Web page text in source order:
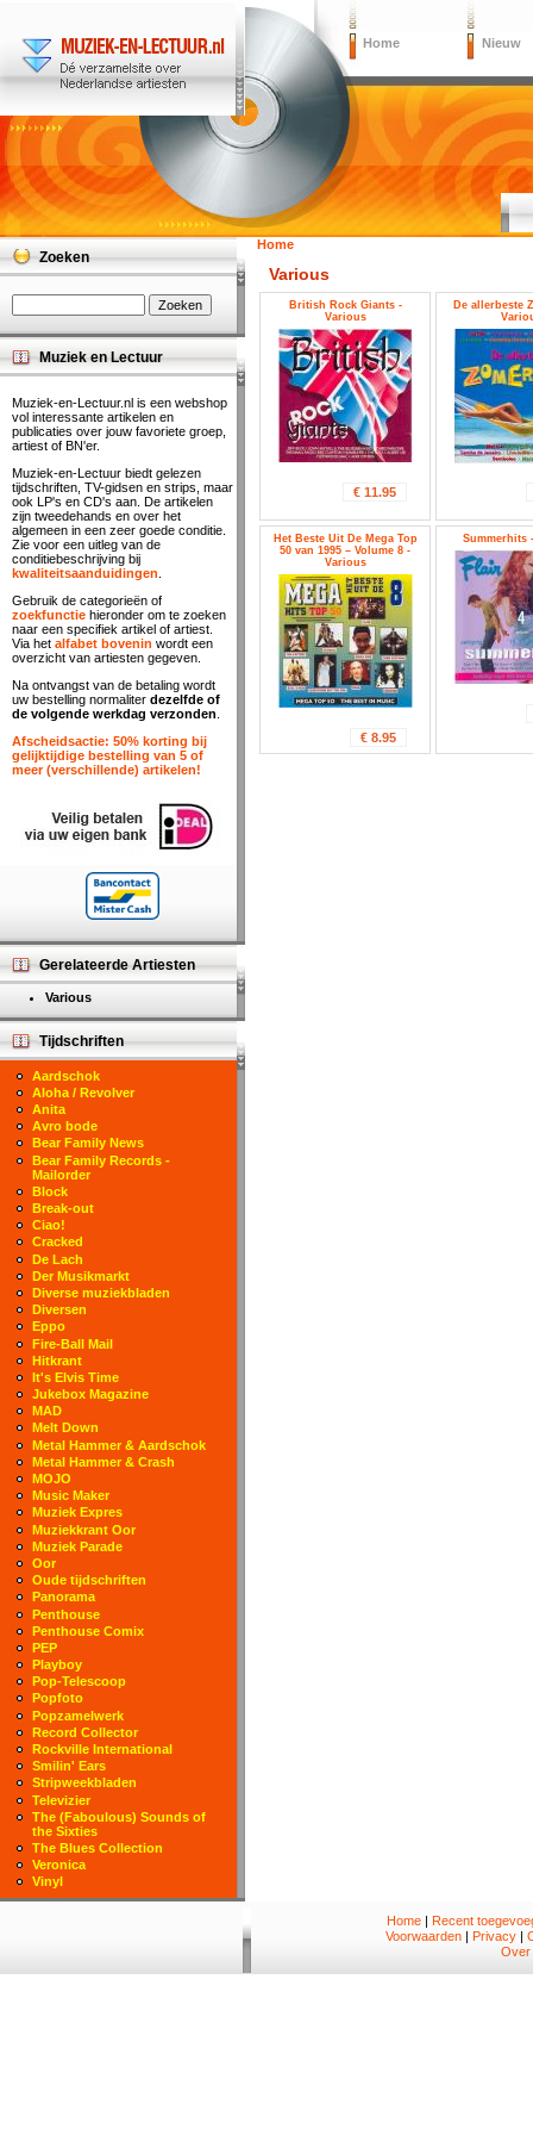
Home Nieuw
Home
Various
British Rock Giants -
Various
€ 11.95
De allerbeste
Het Beste Uit De Mega Top
50 van 1995 – Volume 8 -
Various
€ 8.95
Summerhits
Zoeken
Muziek en Lectuur
Muziek-en-Lectuur.nl is een webshop
vol interessante artikelen en
publicaties over jouw favoriete groep,
artiest of BN'er.
Muziek-en-Lectuur biedt gelezen
tijdschriften, TV-gidsen en strips, maar
ook LP's en CD's aan. De artikelen
zijn tweedehands en over het
algemeen in een zeer goede conditie.
Zie voor een uitleg van de
conditiebeschrijving bij
kwaliteitsaanduidingen
Gebruik de categorieën of
zoekfunctie hieronder om te zoeken
naar een specifiek artikel of artiest.
Via het alfabet bovenin wordt een
overzicht van artiesten gegeven.
Na ontvangst van de betaling wordt
uw bestelling normaliter dezelfde of
de volgende werkdag verzonden
Afscheidsactie: 50% korting bij
gelijktijdige bestelling van 5 of
meer (verschillende) artikelen!
Gerelateerde Artiesten
Various
Tijdschriften
Aardschok
Aloha / Revolver
Anita
Avro bode
Bear Family News
Bear Family Records -
Mailorder
Block
Break-out
Ciao!
Cracked
De Lach
Der Musikmarkt
Diverse muziekbladen
Diversen
Eppo
Fire-Ball Mail
Hitkrant
It's Elvis Time
Jukebox Magazine
MAD
Melt Down
Metal Hammer & Aardschok
Metal Hammer & Crash
MOJO
Music Maker
Muziek Expres
Muziekkrant Oor
Muziek Parade
Oor
Oude tijdschriften
Panorama
Penthouse
Penthouse Comix
PEP
Playboy
Pop-Telescoop
Popfoto
Popzamelwerk
Record Collector
Rockville International
Smilin' Ears
Stripweekbladen
Televizier
The (Faboulous) Sounds of
the Sixties
The Blues Collection
Veronica
Vinyl
Home| Recent
Voorwaarden | Privacy |
Over